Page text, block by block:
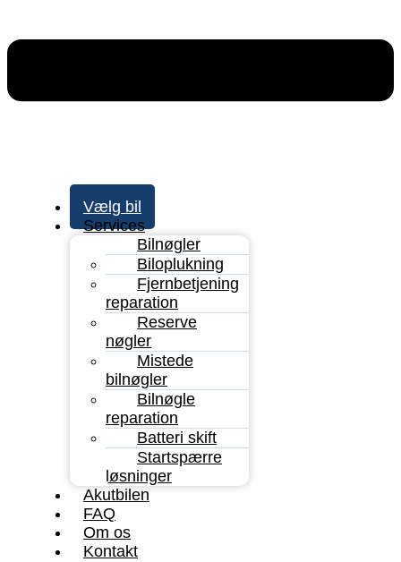
Vælg bil
Services
Bilnøgler
Biloplukning
Fjernbetjening
reparation
Reserve
nøgler
Mistede
bilnøgler
Bilnøgle
reparation
Batteri skift
Startspærre
løsninger
Akutbilen
FAQ
Om os
Kontakt